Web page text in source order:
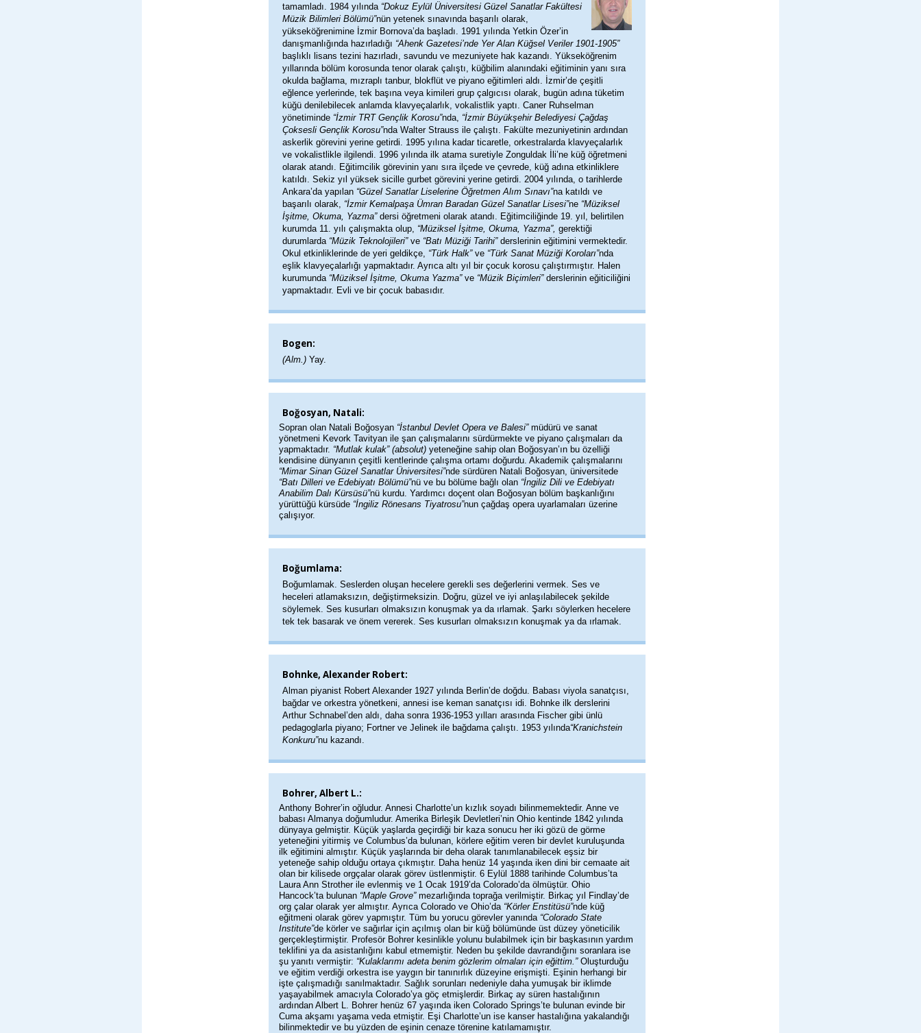
tamamladı. 1984 yılında “Dokuz Eylül Üniversitesi Güzel Sanatlar Fakültesi
Müzik Bilimleri Bölümü”nün yetenek sınavında başarılı olarak,
yükseköğrenimine İzmir Bornova’da başladı. 1991 yılında Yetkin Özer’in
danışmanlığında hazırladığı “Ahenk Gazetesi’nde Yer Alan Küğsel Veriler 1901-1905”
başlıklı lisans tezini hazırladı, savundu ve mezuniyete hak kazandı. Yükseköğrenim
yıllarında bölüm korosunda tenor olarak çalıştı, küğbilim alanındaki eğitiminin yanı sıra
okulda bağlama, mızraplı tanbur, blokflüt ve piyano eğitimleri aldı. İzmir’de çeşitli
eğlence yerlerinde, tek başına veya kimileri grup çalgıcısı olarak, bugün adına tüketim
küğü denilebilecek anlamda klavyeçalarlık, vokalistlik yaptı. Caner Ruhselman
yönetiminde “İzmir TRT Gençlik Korosu”nda, “İzmir Büyükşehir Belediyesi Çağdaş
Çoksesli Gençlik Korosu”nda Walter Strauss ile çalıştı. Fakülte mezuniyetinin ardından
askerlik görevini yerine getirdi. 1995 yılına kadar ticaretle, orkestralarda klavyeçalarlık
ve vokalistlikle ilgilendi. 1996 yılında ilk atama suretiyle Zonguldak İli’ne küğ öğretmeni
olarak atandı. Eğitimcilik görevinin yanı sıra ilçede ve çevrede, küğ adına etkinliklere
katıldı. Sekiz yıl yüksek sicille gurbet görevini yerine getirdi. 2004 yılında, o tarihlerde
Ankara’da yapılan “Güzel Sanatlar Liselerine Öğretmen Alım Sınavı”na katıldı ve
başarılı olarak, “İzmir Kemalpaşa Ümran Baradan Güzel Sanatlar Lisesi”ne “Müziksel
İşitme, Okuma, Yazma”dersi öğretmeni olarak atandı. Eğitimciliğinde 19. yıl, belirtilen
kurumda 11. yılı çalışmakta olup, “Müziksel İşitme, Okuma, Yazma”, gerektiği
durumlarda “Müzik Teknolojileri”ve “Batı Müziği Tarihi”derslerinin eğitimini vermektedir.
Okul etkinliklerinde de yeri geldikçe, “Türk Halk”ve “Türk Sanat Müziği Koroları”nda
eşlik klavyeçalarlığı yapmaktadır. Ayrıca altı yıl bir çocuk korosu çalıştırmıştır. Halen
kurumunda “Müziksel İşitme, Okuma Yazma”ve “Müzik Biçimleri”derslerinin eğiticiliğini
yapmaktadır. Evli ve bir çocuk babasıdır.
Bogen:
(Alm.) Yay.
Boğosyan, Natali:
Sopran olan Natali Boğosyan “İstanbul Devlet Opera ve Balesi”müdürü ve sanat
yönetmeni Kevork Tavityan ile şan çalışmalarını sürdürmekte ve piyano çalışmaları da
yapmaktadır. “Mutlak kulak” (absolut) yeteneğine sahip olan Boğosyan’ın bu özelliği
kendisine dünyanın çeşitli kentlerinde çalışma ortamı doğurdu. Akademik çalışmalarını
“Mimar Sinan Güzel Sanatlar Üniversitesi”nde sürdüren Natali Boğosyan, üniversitede
“Batı Dilleri ve Edebiyatı Bölümü”nü ve bu bölüme bağlı olan “İngiliz Dili ve Edebiyatı
Anabilim Dalı Kürsüsü”nü kurdu. Yardımcı doçent olan Boğosyan bölüm başkanlığını
yürüttüğü kürsüde “İngiliz Rönesans Tiyatrosu”nun çağdaş opera uyarlamaları üzerine
çalışıyor.
Boğumlama:
Boğumlamak. Seslerden oluşan hecelere gerekli ses değerlerini vermek. Ses ve
heceleri atlamaksızın, değiştirmeksizin. Doğru, güzel ve iyi anlaşılabilecek şekilde
söylemek. Ses kusurları olmaksızın konuşmak ya da ırlamak. Şarkı söylerken hecelere
tek tek basarak ve önem vererek. Ses kusurları olmaksızın konuşmak ya da ırlamak.
Bohnke, Alexander Robert:
Alman piyanist Robert Alexander 1927 yılında Berlin’de doğdu. Babası viyola sanatçısı,
bağdar ve orkestra yönetkeni, annesi ise keman sanatçısı idi. Bohnke ilk derslerini
Arthur Schnabel’den aldı, daha sonra 1936-1953 yılları arasında Fischer gibi ünlü
pedagoglarla piyano; Fortner ve Jelinek ile bağdama çalıştı. 1953 yılında“Kranichstein
Konkuru”nu kazandı.
Bohrer, Albert L.:
Anthony Bohrer’in oğludur. Annesi Charlotte’un kızlık soyadı bilinmemektedir. Anne ve
babası Almanya doğumludur. Amerika Birleşik Devletleri’nin Ohio kentinde 1842 yılında
dünyaya gelmiştir. Küçük yaşlarda geçirdiği bir kaza sonucu her iki gözü de görme
yeteneğini yitirmiş ve Columbus’da bulunan, körlere eğitim veren bir devlet kuruluşunda
ilk eğitimini almıştır. Küçük yaşlarında bir deha olarak tanımlanabilecek eşsiz bir
yeteneğe sahip olduğu ortaya çıkmıştır. Daha henüz 14 yaşında iken dini bir cemaate ait
olan bir kilisede orgçalar olarak görev üstlenmiştir. 6 Eylül 1888 tarihinde Columbus’ta
Laura Ann Strother ile evlenmiş ve 1 Ocak 1919’da Colorado’da ölmüştür. Ohio
Hancock’ta bulunan “Maple Grove” mezarlığında toprağa verilmiştir. Birkaç yıl Findlay’de
org çalar olarak yer almıştır. Ayrıca Colorado ve Ohio’da “Körler Enstitüsü”nde küğ
eğitmeni olarak görev yapmıştır. Tüm bu yorucu görevler yanında “Colorado State
Institute”de körler ve sağırlar için açılmış olan bir küğ bölümünde üst düzey yöneticilik
gerçekleştirmiştir. Profesör Bohrer kesinlikle yolunu bulabilmek için bir başkasının yardım
teklifini ya da asistanlığını kabul etmemiştir. Neden bu şekilde davrandığını soranlara ise
şu yanıtı vermiştir: “Kulaklarımı adeta benim gözlerim olmaları için eğittim.” Oluşturduğu
ve eğitim verdiği orkestra ise yaygın bir tanınırlık düzeyine erişmişti. Eşinin herhangi bir
işte çalışmadığı sanılmaktadır. Sağlık sorunları nedeniyle daha yumuşak bir iklimde
yaşayabilmek amacıyla Colorado’ya göç etmişlerdir. Birkaç ay süren hastalığının
ardından Albert L. Bohrer henüz 67 yaşında iken Colorado Springs’te bulunan evinde bir
Cuma akşamı yaşama veda etmiştir. Eşi Charlotte’un ise kanser hastalığına yakalandığı
bilinmektedir ve bu yüzden de eşinin cenaze törenine katılamamıştır.